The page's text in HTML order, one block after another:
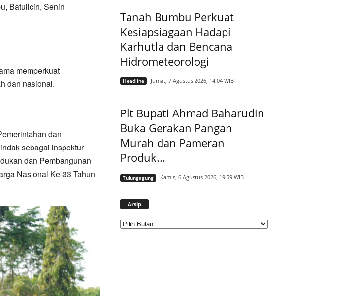
Batulicin, Senin
memperkuat
dan nasional.
dan
sebagai inspektur
dan Pembangunan
Nasional Ke-33 Tahun
Tanah Bumbu Perkuat
Kesiapsiagaan Hadapi
Karhutla dan Bencana
Hidrometeorologi
Headline Jumat, 7 Agustus 2026, 14:04 WIB
Plt Bupati Ahmad Baharudin
Buka Gerakan Pangan
Murah dan Pameran
Produk...
Tulungagung Kamis, 6 Agustus 2026, 19:59 WIB
Arsip